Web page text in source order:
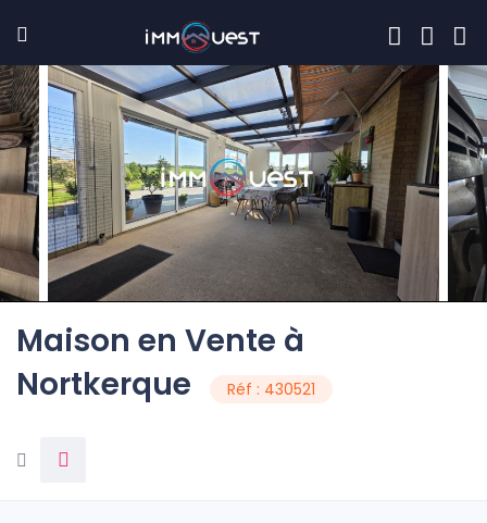
Maison en Vente à
Nortkerque
Réf : 430521